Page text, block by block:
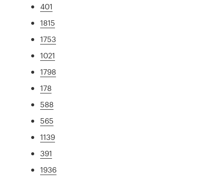
401
1815
1753
1021
1798
178
588
565
1139
391
1936